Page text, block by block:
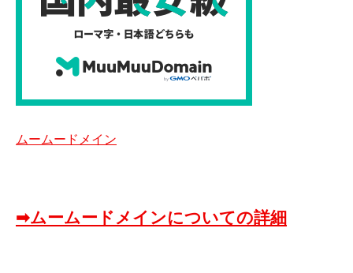
ムームードメイン
➡ムームードメインについての詳細